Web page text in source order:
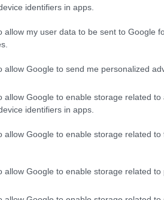
identifiers in apps.
allow my user data to be sent to Google
allow Google to send me personalized
allow Google to enable storage related to
identifiers in apps.
allow Google to enable storage related
allow Google to enable storage related to
égési hőmérséklet uralkodik, így
adalékanyagot igénylő
rövidítése SCR, ami az
vizes oldata, teljesen
AdBlue folyadékból
egyszerősített egyenlet szerint:
és vízgőz keletkezik. Az